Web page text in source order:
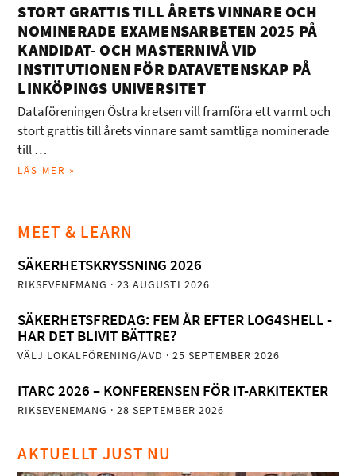
STORT GRATTIS TILL ÅRETS VINNARE OCH
NOMINERADE EXAMENSARBETEN 2025 PÅ
KANDIDAT- OCH MASTERNIVÅ VID
INSTITUTIONEN FÖR DATAVETENSKAP PÅ
LINKÖPINGS UNIVERSITET
Dataföreningen Östra kretsen vill framföra ett varmt och
stort grattis till årets vinnare samt samtliga nominerade
till …
LÄS MER »
MEET & LEARN
SÄKERHETSKRYSSNING 2026
RIKSEVENEMANG · 23 AUGUSTI 2026
SÄKERHETSFREDAG: FEM ÅR EFTER LOG4SHELL -
HAR DET BLIVIT BÄTTRE?
VÄLJ LOKALFÖRENING/AVD · 25 SEPTEMBER 2026
ITARC 2026 – KONFERENSEN FÖR IT-ARKITEKTER
RIKSEVENEMANG · 28 SEPTEMBER 2026
AKTUELLT JUST NU